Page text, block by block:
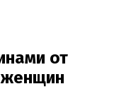
от
женщин